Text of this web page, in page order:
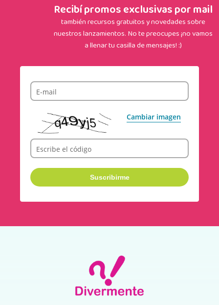
Recibí promos exclusivas por mail
también recursos gratuitos y novedades sobre
nuestros lanzamientos. No te preocupes ¡no vamos
a llenar tu casilla de mensajes! :)
E-mail
Cambiar imagen
Escribe el código